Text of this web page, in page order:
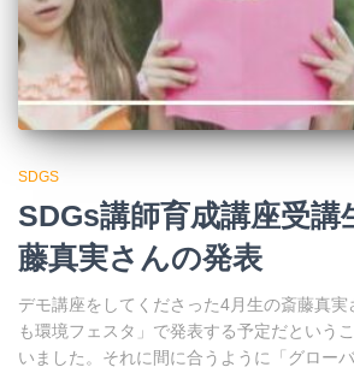
SDGS
SDGs講師育成講座受講
藤真実さんの発表
デモ講座をしてくださった4月生の斎藤真
も環境フェスタ」で発表する予定だという
いました。それに間に合うように「グロー